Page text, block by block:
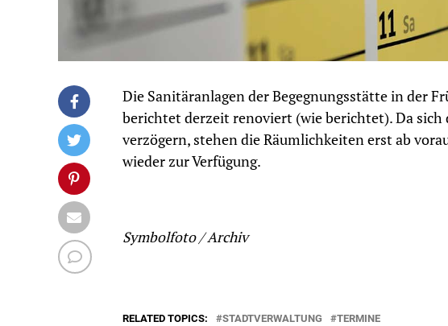
Die Sanitäranlagen der Begegnungsstätte in der
berichtet derzeit renoviert (wie berichtet). Da sich
verzögern, stehen die Räumlichkeiten erst ab
wieder zur Verfügung.
Symbolfoto / Archiv
RELATED TOPICS: STADTVERWALTUNG TERMINE